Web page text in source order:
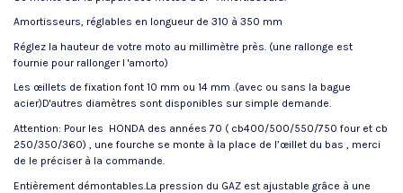
Amortisseurs, réglables en longueur de 310 à 350 mm
Réglez la hauteur de votre moto au millimètre près. (une rallonge est
fournie pour rallonger l 'amorto)
Les œillets de fixation font 10 mm ou 14 mm .(avec ou sans la bague
acier)D'autres diamètres sont disponibles sur simple demande.
Attention: Pour les HONDA des années 70 ( cb400/500/550/750 four et cb
250/350/360) , une fourche se monte à la place de l’œillet du bas , merci
de le préciser à la commande.
Entièrement démontables.La pression du GAZ est ajustable grâce à une